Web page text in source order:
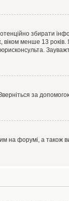
збирати
віком менше 13
за
на форумі, а також